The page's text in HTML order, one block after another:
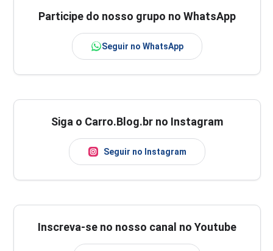
Participe do nosso grupo no WhatsApp
Seguir no WhatsApp
Siga o Carro.Blog.br no Instagram
Seguir no Instagram
Inscreva-se no nosso canal no Youtube